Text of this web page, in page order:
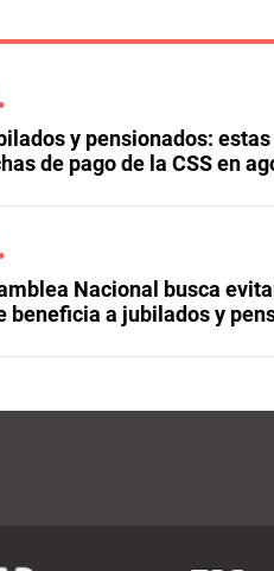
y pensionados:
de pago de la CSS en
Nacional busca
beneficia a jubilados y